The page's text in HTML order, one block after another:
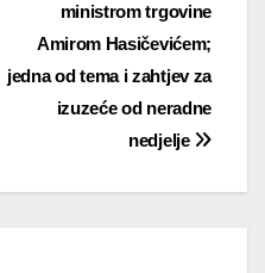
ministrom trgovine
Amirom Hasičevićem;
jedna od tema i zahtjev za
izuzeće od neradne
nedjelje